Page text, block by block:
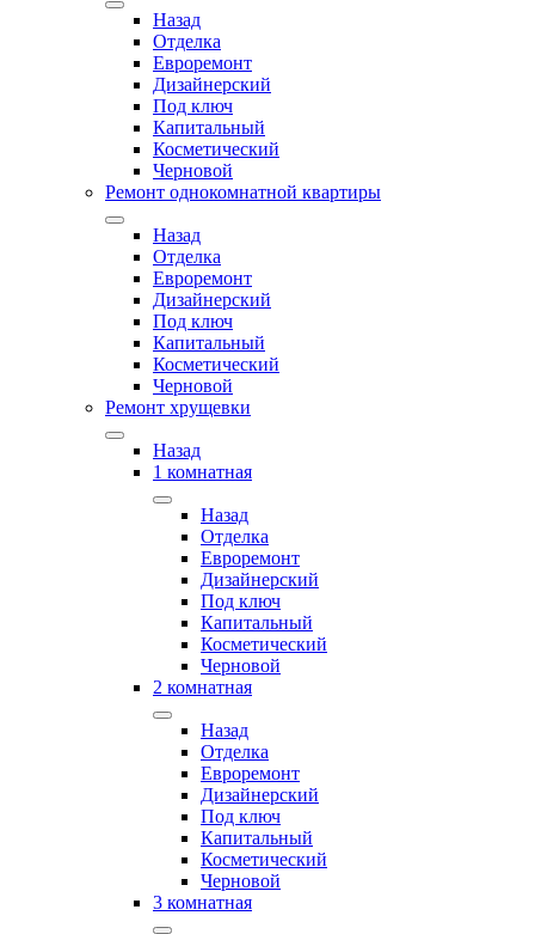
Назад
Отделка
Евроремонт
Дизайнерский
Под ключ
Капитальный
Косметический
Черновой
Ремонт однокомнатной квартиры
Назад
Отделка
Евроремонт
Дизайнерский
Под ключ
Капитальный
Косметический
Черновой
Ремонт хрущевки
Назад
1 комнатная
Назад
Отделка
Евроремонт
Дизайнерский
Под ключ
Капитальный
Косметический
Черновой
2 комнатная
Назад
Отделка
Евроремонт
Дизайнерский
Под ключ
Капитальный
Косметический
Черновой
3 комнатная